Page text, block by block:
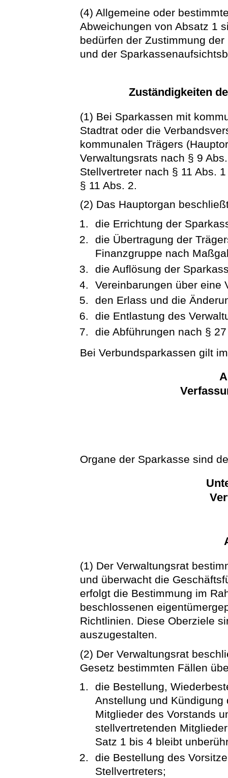
(4) Allgemeine oder
Abweichungen von Absatz 1
bedürfen der Zustimmung
und der
Zuständigkeiten
(1) Bei Sparkassen mit
Stadtrat oder die
kommunalen Trägers
Verwaltungsrats nach § 9
Stellvertreter nach § 11 Abs.
§ 11 Abs. 2.
(2) Das Hauptorgan
die Errichtung der
die Übertragung der
Finanzgruppe nach
die Auflösung der
Vereinbarungen über eine
den Erlass und die
die Entlastung des
die Abführungen nach §
Bei Verbundsparkassen gilt
Organe der Sparkasse sind
(1) Der Verwaltungsrat
und überwacht die
erfolgt die Bestimmung im
beschlossenen
Richtlinien. Diese Oberziele
auszugestalten.
(2) Der Verwaltungsrat
Gesetz bestimmten Fällen
die Bestellung,
Anstellung und
Mitglieder des Vorstands
stellvertretenden
Satz 1 bis 4 bleibt
die Bestellung des
Stellvertreters;